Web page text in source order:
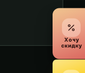
Хочу
скидку